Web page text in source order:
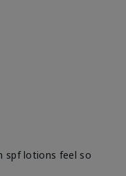
spf lotions feel so